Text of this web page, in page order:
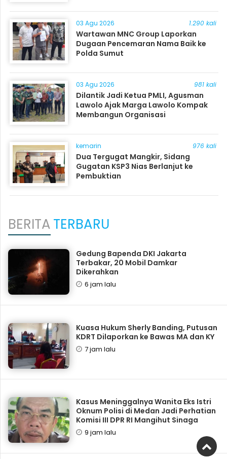
03 Agu 2026 1.290 kali
Wartawan MNC Group Laporkan
Dugaan Pencemaran Nama Baik ke
Polda Sumut
03 Agu 2026 981 kali
Dilantik Jadi Ketua PMLI, Agusman
Lawolo Ajak Marga Lawolo Kompak
Membangun Organisasi
kemarin 976 kali
Dua Tergugat Mangkir, Sidang
Gugatan KSP3 Nias Berlanjut ke
Pembuktian
BERITATERBARU
Gedung Bapenda DKI Jakarta
Terbakar, 20 Mobil Damkar
Dikerahkan
6 jam lalu
Kuasa Hukum Sherly Banding, Putusan
KDRT Dilaporkan ke Bawas MA dan KY
7 jam lalu
Kasus Meninggalnya Wanita Eks Istri
Oknum Polisi di Medan Jadi Perhatian
Komisi III DPR RI Mangihut Sinaga
9 jam lalu